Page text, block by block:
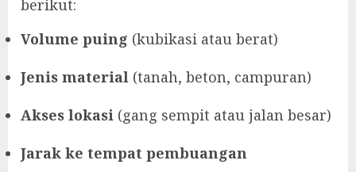
berikut:
Volume puing (kubikasi atau berat)
Jenis material (tanah, beton, campuran)
Akses lokasi (gang sempit atau jalan besar)
Jarak ke tempat pembuangan